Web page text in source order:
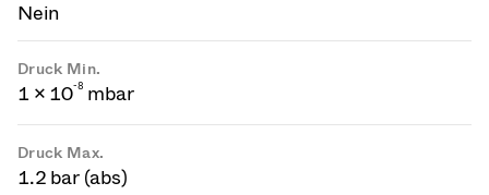
Nein
Druck Min.
1 × 10-8 mbar
Druck Max.
1.2 bar (abs)